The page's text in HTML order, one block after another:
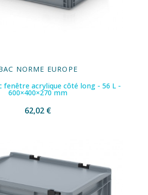
NORME EUROPE
fenêtre acrylique côté long - 56 L -
600×400×270 mm
62,02 €